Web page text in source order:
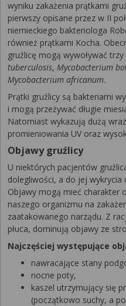
wyniku zakażenia prątkami
pierwszy opisane przez w II
niemieckiego bakteriologa
również prątkami Kocha.
gruźlicę mogą wywoływać
tuberculosis, Mycobacterium
Mycobacterium africanum.
Prątki gruźlicy są bakteriami
i mogą przeżywać długie
Natomiast wykazują dużą
promieniowania UV oraz
Objawy gruźlicy
U niektórych pacjentów
dolegliwości, a do jej wykrycia
Objawy mogą mieć charakter
naszego organizmu na
zaatakowanego narządu. Z
płuca, dominują objawy ze
Najczęściej występujące
nawracające stany
nocne poty,
kaszel utrzymujący się
(początkowo suchy, a